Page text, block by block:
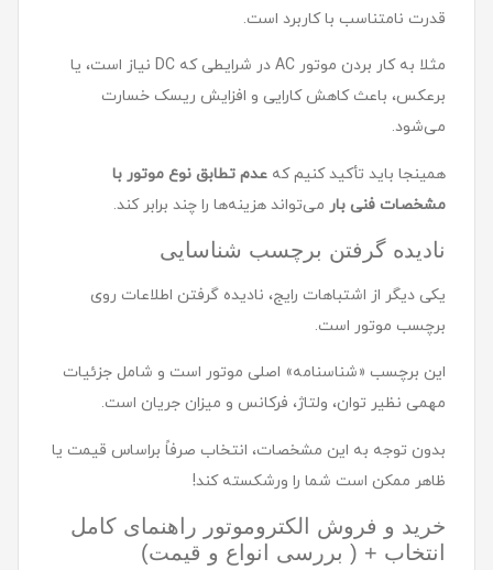
قدرت نامتناسب با کاربرد است.
مثلا به کار بردن موتور AC در شرایطی که DC نیاز است، یا
برعکس، باعث کاهش کارایی و افزایش ریسک خسارت
می‌شود.
همینجا باید تأکید کنیم که عدم تطابق نوع موتور با
مشخصات فنی بار می‌تواند هزینه‌ها را چند برابر کند.
نادیده گرفتن برچسب شناسایی
یکی دیگر از اشتباهات رایج، نادیده گرفتن اطلاعات روی
برچسب موتور است.
این برچسب «شناسنامه» اصلی موتور است و شامل جزئیات
مهمی نظیر توان، ولتاژ، فرکانس و میزان جریان است.
بدون توجه به این مشخصات، انتخاب صرفاً براساس قیمت یا
ظاهر ممکن است شما را ورشکسته کند!
خرید و فروش الکتروموتور راهنمای کامل
انتخاب + ( بررسی انواع و قیمت)